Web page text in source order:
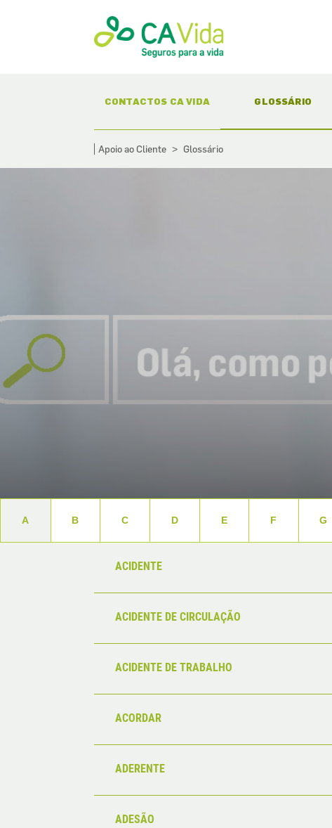
CONTACTOS CA VIDA
(CURRENT) GLOSSÁRIO
(CURRENT)
Apoio ao Cliente > Glossário
A B C D E F G
ACIDENTE
ACIDENTE DE CIRCULAÇÃO
ACIDENTE DE TRABALHO
ACORDAR
ADERENTE
ADESÃO